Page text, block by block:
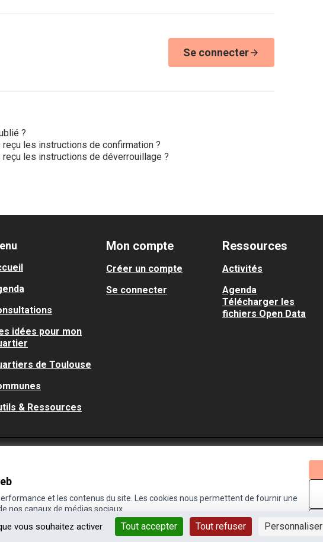
vous souhaitez activer Tout accepter Tout refuser Personnaliser
et les contenus du site. Les cookies nous permettent de fournir une
nos canaux de médias sociaux.
Se connecter
?
reçu les instructions de confirmation ?
reçu les instructions de déverrouillage ?
idées pour mon
de Toulouse
& Ressources
Mon compte
Créer un compte
Se connecter
Ressources
Activités
Agenda
Télécharger les
fichiers Open Data